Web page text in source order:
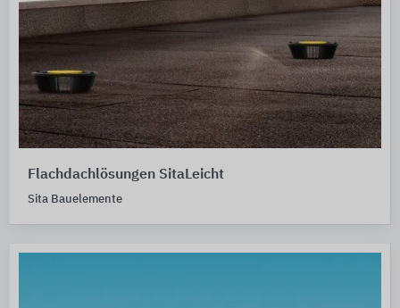
Flachdachlösungen SitaLeicht
Sita Bauelemente